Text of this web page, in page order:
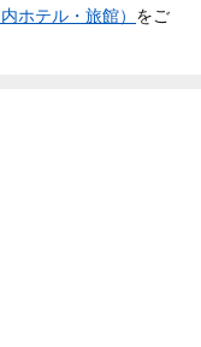
ホテル・旅館） をご